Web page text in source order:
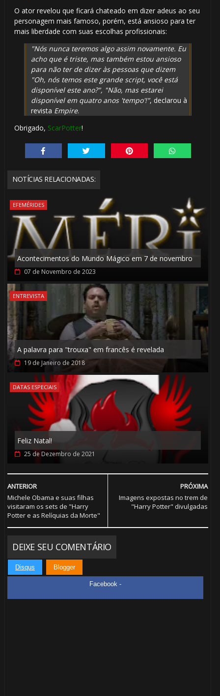
O ator revelou que ficará chateado em dizer adeus ao seu
personagem mais famoso, porém, está ansioso para ter
mais liberdade com suas escolhas profissionais:
"Nós nunca teremos algo assim novamente. Eu
acho que é triste, mas também estou ansioso
para não ter de dizer às pessoas que dizem
"Oh, nós temos este grande script, você está
disponível este ano?", "Não, mas estarei
disponível em quatro anos 'tempo'!", declarou à
revista Empire.
Obrigado, ScarPotter!
NOTÍCIAS RELACIONADAS:
EFEMÉRIDES
Acontecimentos do Mundo Mágico em 7 de novembro
07 de Novembro de 2023
ENTREVISTA
A palavra para "trouxa" em francês é revelada
19 de Janeiro de 2018
DATAS ESPECIAIS
Feliz Natal!
25 de Dezembro de 2021
PRÓXIMA
Imagens expostas no trem de
"Harry Potter" divulgadas
ANTERIOR
Michele Obama e suas filhas
visitaram os sets de "Harry
Potter e as Relíquias da Morte"
DEIXE SEU COMENTÁRIO
Disqus Blogger
Facebook -
1️⃣ 8️⃣
⚡
🎈
1️⃣ 8️⃣
🎂